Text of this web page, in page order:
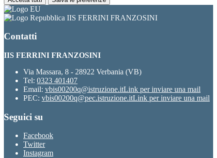
IIS FERRINI FRANZOSINI
Contatti
IIS FERRINI FRANZOSINI
Via Massara, 8 - 28922 Verbania (VB)
Tel: 0323 401407
Email: vbis00200q@istruzione.itLink per inviare una mail
PEC: vbis00200q@pec.istruzione.itLink per inviare una mail
Seguici su
Facebook
Twitter
Instagram